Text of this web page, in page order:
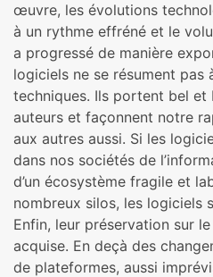
œuvre, les évolutions
à un rythme effréné et le
a progressé de manière
logiciels ne se résument pas
techniques. Ils portent bel et
auteurs et façonnent notre
aux autres aussi. Si les
dans nos sociétés de
d’un écosystème fragile et
nombreux silos, les logiciels
Enfin, leur préservation sur
acquise. En deçà des
de plateformes, aussi